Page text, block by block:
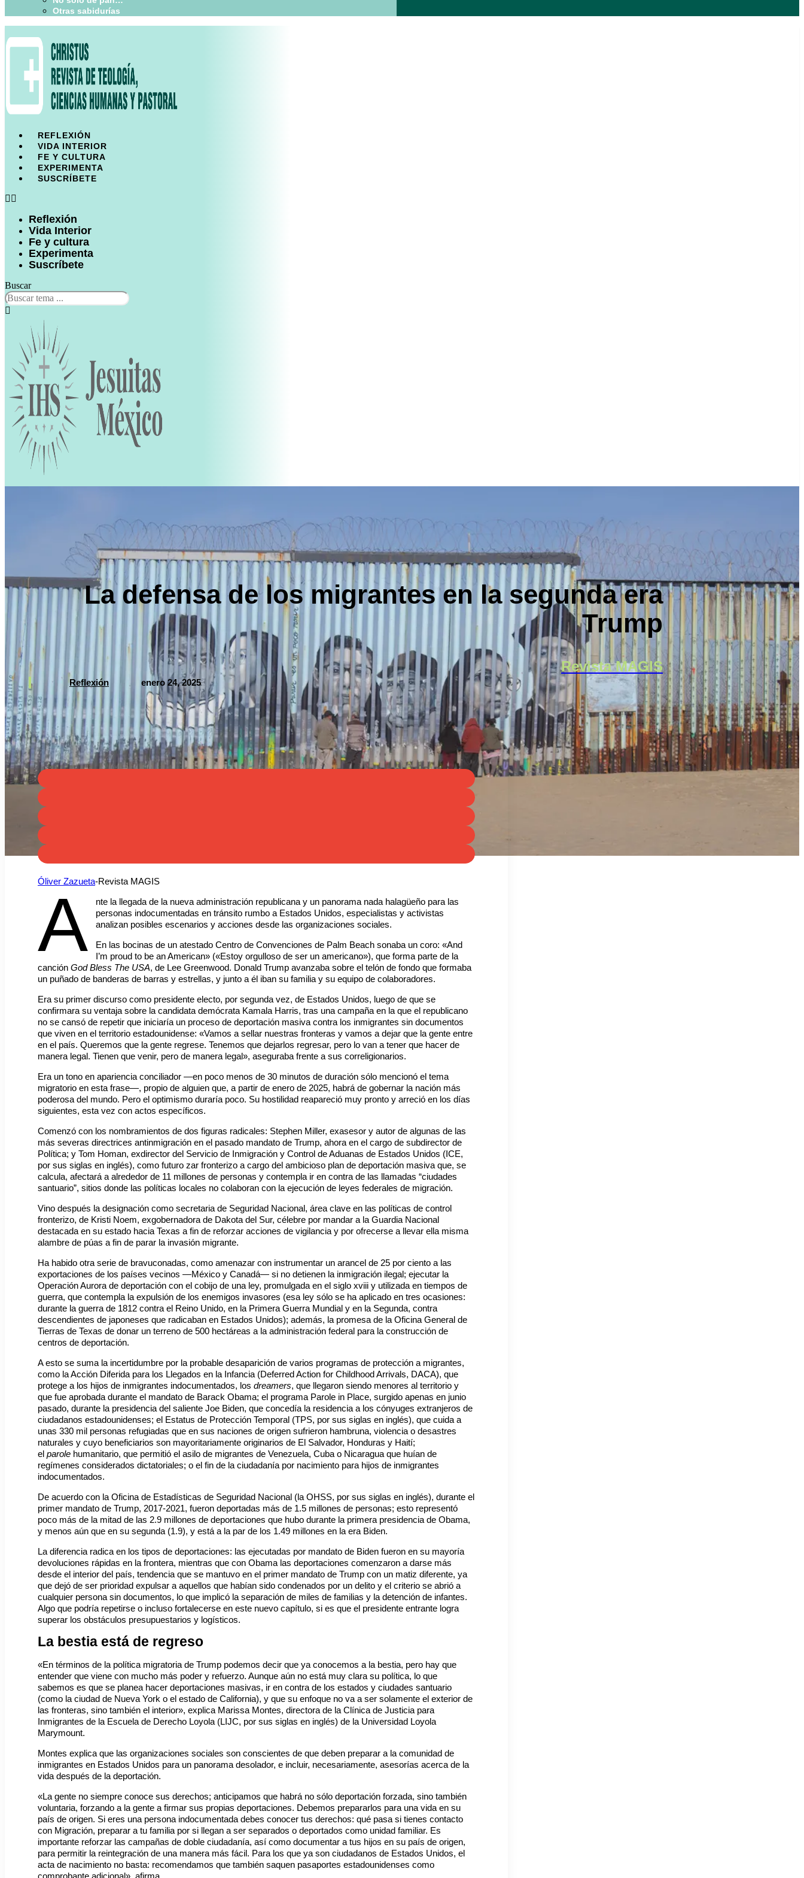
Otras sabidurías
REFLEXIÓN
VIDA INTERIOR
FE Y CULTURA
EXPERIMENTA
SUSCRÍBETE
Reflexión
Vida Interior
Fe y cultura
Experimenta
Suscríbete
Buscar
La defensa de los migrantes en la segunda era
Trump
Revista MAGIS
Reflexión enero 24, 2025
Óliver Zazueta-Revista MAGIS
A
nte la llegada de la nueva administración republicana y un panorama nada halagüeño para las
personas indocumentadas en tránsito rumbo a Estados Unidos, especialistas y activistas
analizan posibles escenarios y acciones desde las organizaciones sociales.
En las bocinas de un atestado Centro de Convenciones de Palm Beach sonaba un coro: «And
I’m proud to be an American» («Estoy orgulloso de ser un americano»), que forma parte de la
canción God Bless The USA, de Lee Greenwood. Donald Trump avanzaba sobre el telón de fondo que formaba
un puñado de banderas de barras y estrellas, y junto a él iban su familia y su equipo de colaboradores.
Era su primer discurso como presidente electo, por segunda vez, de Estados Unidos, luego de que se
confirmara su ventaja sobre la candidata demócrata Kamala Harris, tras una campaña en la que el republicano
no se cansó de repetir que iniciaría un proceso de deportación masiva contra los inmigrantes sin documentos
que viven en el territorio estadounidense: «Vamos a sellar nuestras fronteras y vamos a dejar que la gente entre
en el país. Queremos que la gente regrese. Tenemos que dejarlos regresar, pero lo van a tener que hacer de
manera legal. Tienen que venir, pero de manera legal», aseguraba frente a sus correligionarios.
Era un tono en apariencia conciliador —en poco menos de 30 minutos de duración sólo mencionó el tema
migratorio en esta frase—, propio de alguien que, a partir de enero de 2025, habrá de gobernar la nación más
poderosa del mundo. Pero el optimismo duraría poco. Su hostilidad reapareció muy pronto y arreció en los días
siguientes, esta vez con actos específicos.
Comenzó con los nombramientos de dos figuras radicales: Stephen Miller, exasesor y autor de algunas de las
más severas directrices antinmigración en el pasado mandato de Trump, ahora en el cargo de subdirector de
Política; y Tom Homan, exdirector del Servicio de Inmigración y Control de Aduanas de Estados Unidos (ICE,
por sus siglas en inglés), como futuro zar fronterizo a cargo del ambicioso plan de deportación masiva que, se
calcula, afectará a alrededor de 11 millones de personas y contempla ir en contra de las llamadas “ciudades
santuario”, sitios donde las políticas locales no colaboran con la ejecución de leyes federales de migración.
Vino después la designación como secretaria de Seguridad Nacional, área clave en las políticas de control
fronterizo, de Kristi Noem, exgobernadora de Dakota del Sur, célebre por mandar a la Guardia Nacional
destacada en su estado hacia Texas a fin de reforzar acciones de vigilancia y por ofrecerse a llevar ella misma
alambre de púas a fin de parar la invasión migrante.
Ha habido otra serie de bravuconadas, como amenazar con instrumentar un arancel de 25 por ciento a las
exportaciones de los países vecinos —México y Canadá— si no detienen la inmigración ilegal; ejecutar la
Operación Aurora de deportación con el cobijo de una ley, promulgada en el siglo xviii y utilizada en tiempos de
guerra, que contempla la expulsión de los enemigos invasores (esa ley sólo se ha aplicado en tres ocasiones:
durante la guerra de 1812 contra el Reino Unido, en la Primera Guerra Mundial y en la Segunda, contra
descendientes de japoneses que radicaban en Estados Unidos); además, la promesa de la Oficina General de
Tierras de Texas de donar un terreno de 500 hectáreas a la administración federal para la construcción de
centros de deportación.
A esto se suma la incertidumbre por la probable desaparición de varios programas de protección a migrantes,
como la Acción Diferida para los Llegados en la Infancia (Deferred Action for Childhood Arrivals, DACA), que
protege a los hijos de inmigrantes indocumentados, los dreamers, que llegaron siendo menores al territorio y
que fue aprobada durante el mandato de Barack Obama; el programa Parole in Place, surgido apenas en junio
pasado, durante la presidencia del saliente Joe Biden, que concedía la residencia a los cónyuges extranjeros de
ciudadanos estadounidenses; el Estatus de Protección Temporal (TPS, por sus siglas en inglés), que cuida a
unas 330 mil personas refugiadas que en sus naciones de origen sufrieron hambruna, violencia o desastres
naturales y cuyo beneficiarios son mayoritariamente originarios de El Salvador, Honduras y Haití;
el parole humanitario, que permitió el asilo de migrantes de Venezuela, Cuba o Nicaragua que huían de
regímenes considerados dictatoriales; o el fin de la ciudadanía por nacimiento para hijos de inmigrantes
indocumentados.
De acuerdo con la Oficina de Estadísticas de Seguridad Nacional (la OHSS, por sus siglas en inglés), durante el
primer mandato de Trump, 2017-2021, fueron deportadas más de 1.5 millones de personas; esto representó
poco más de la mitad de las 2.9 millones de deportaciones que hubo durante la primera presidencia de Obama,
y menos aún que en su segunda (1.9), y está a la par de los 1.49 millones en la era Biden.
La diferencia radica en los tipos de deportaciones: las ejecutadas por mandato de Biden fueron en su mayoría
devoluciones rápidas en la frontera, mientras que con Obama las deportaciones comenzaron a darse más
desde el interior del país, tendencia que se mantuvo en el primer mandato de Trump con un matiz diferente, ya
que dejó de ser prioridad expulsar a aquellos que habían sido condenados por un delito y el criterio se abrió a
cualquier persona sin documentos, lo que implicó la separación de miles de familias y la detención de infantes.
Algo que podría repetirse o incluso fortalecerse en este nuevo capítulo, si es que el presidente entrante logra
superar los obstáculos presupuestarios y logísticos.
La bestia está de regreso
«En términos de la política migratoria de Trump podemos decir que ya conocemos a la bestia, pero hay que
entender que viene con mucho más poder y refuerzo. Aunque aún no está muy clara su política, lo que
sabemos es que se planea hacer deportaciones masivas, ir en contra de los estados y ciudades santuario
(como la ciudad de Nueva York o el estado de California), y que su enfoque no va a ser solamente el exterior de
las fronteras, sino también el interior», explica Marissa Montes, directora de la Clínica de Justicia para
Inmigrantes de la Escuela de Derecho Loyola (LIJC, por sus siglas en inglés) de la Universidad Loyola
Marymount.
Montes explica que las organizaciones sociales son conscientes de que deben preparar a la comunidad de
inmigrantes en Estados Unidos para un panorama desolador, e incluir, necesariamente, asesorías acerca de la
vida después de la deportación.
«La gente no siempre conoce sus derechos; anticipamos que habrá no sólo deportación forzada, sino también
voluntaria, forzando a la gente a firmar sus propias deportaciones. Debemos prepararlos para una vida en su
país de origen. Si eres una persona indocumentada debes conocer tus derechos: qué pasa si tienes contacto
con Migración, preparar a tu familia por si llegan a ser separados o deportados como unidad familiar. Es
importante reforzar las campañas de doble ciudadanía, así como documentar a tus hijos en su país de origen,
para permitir la reintegración de una manera más fácil. Para los que ya son ciudadanos de Estados Unidos, el
acta de nacimiento no basta: recomendamos que también saquen pasaportes estadounidenses como
comprobante adicional», afirma.